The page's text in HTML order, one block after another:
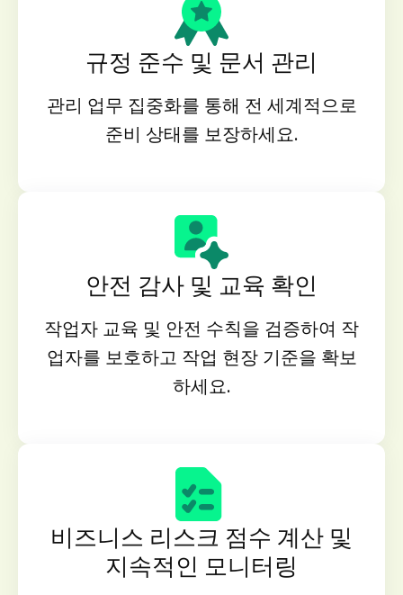
규정 준수 및 문서 관리
관리 업무 집중화를 통해 전 세계적으로
준비 상태를 보장하세요.
안전 감사 및 교육 확인
작업자 교육 및 안전 수칙을 검증하여 작
업자를 보호하고 작업 현장 기준을 확보
하세요.
비즈니스 리스크 점수 계산 및
지속적인 모니터링